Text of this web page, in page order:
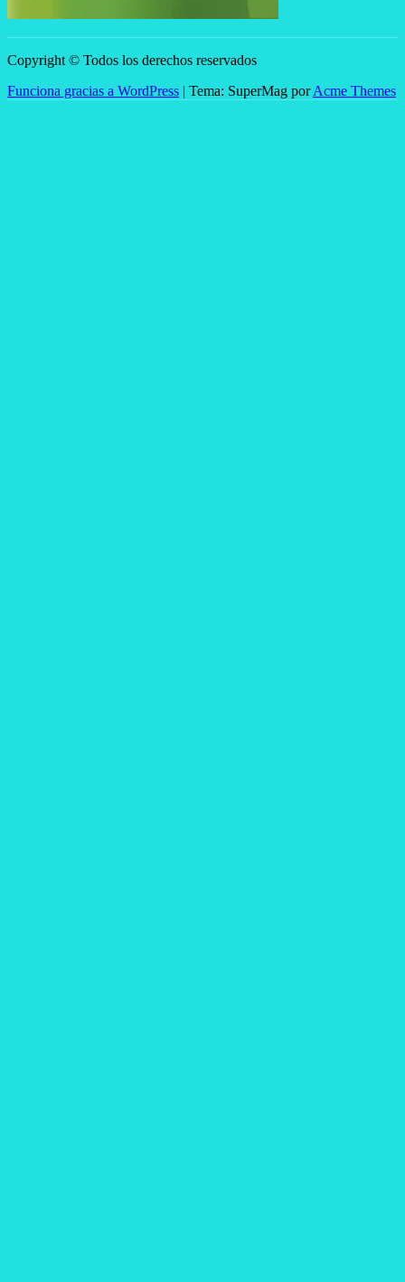
Copyright © Todos los derechos reservados
Funciona gracias a WordPress | Tema: SuperMag porAcme Themes